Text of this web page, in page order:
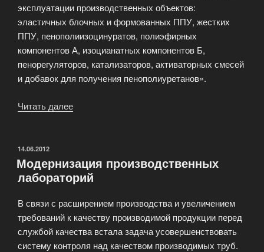
эксплуатации производственных объектов:
эластичных блочных и формованных ППУ, жестких
ППУ, пенополиизоцинуратов, полиэфирных
компонентов А, изоцианатных компонентов Б,
пенорегуляторов, катализаторов, активаторных смесей
и добавок для получения пенополиуретанов».
Читать далее
проектирования»
ОПУБЛИКОВАНО
14.06.2012
Модернизация производственных
лабораторий
В связи с расширением производства и увеличением
требований к качеству производимой продукции перед
службой качества встала задача усовершенствовать
систему контроля над качеством производимых труб.